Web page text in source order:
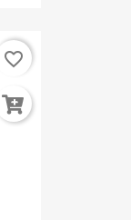
favorite_border